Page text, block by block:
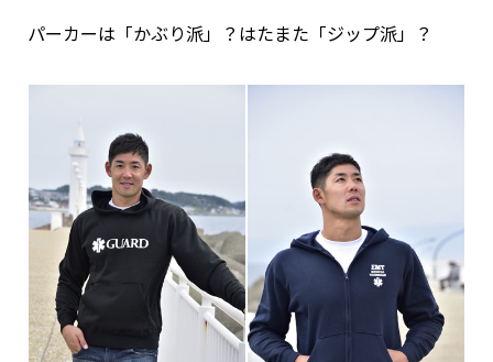
パーカーは「かぶり派」？はたまた「ジップ派」？